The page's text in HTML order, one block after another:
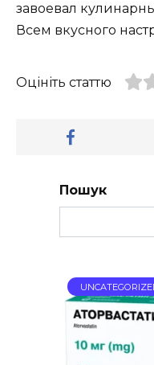
завоевал
Всем вкусного
Оцініть статтю
Пошук